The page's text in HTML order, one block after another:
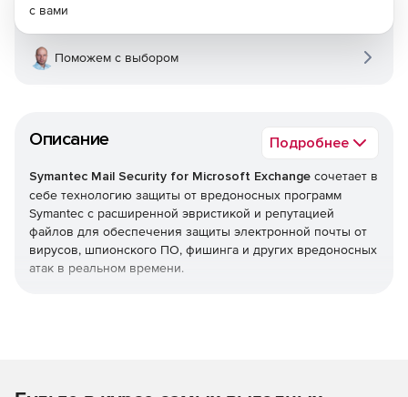
Описание Подробнее
Symantec Mail Security for Microsoft Exchange сочетает в
себе технологию защиты от вредоносных программ
Symantec с расширенной эвристикой и репутацией
файлов для обеспечения защиты электронной почты от
вирусов, шпионского ПО, фишинга и других вредоносных
атак в реальном времени.
с вами
Поможем с выбором